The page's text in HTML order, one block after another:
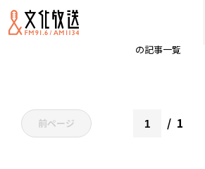
の記事一覧
前ページ 1